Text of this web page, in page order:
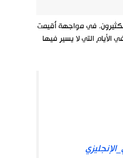
مما توقعه الكثيرون. في مواجهة أُقيمت
التي لا يسير فيها